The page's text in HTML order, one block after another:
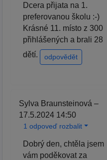
Dcera přijata na 1.
preferovanou školu :-)
Krásné 11. místo z 300
přihlášených a brali 28
dětí.
odpovědět
Sylva Braunsteinová –
17.5.2024 14:50
1 odpoveď rozbalit
Dobrý den, chtěla jsem
vám poděkovat za